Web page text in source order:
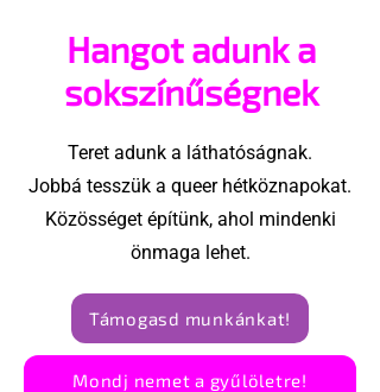
Hangot adunk a
sokszínűségnek
Teret adunk a láthatóságnak.
Jobbá tesszük a queer hétköznapokat.
Közösséget építünk, ahol mindenki
önmaga lehet.
Támogasd munkánkat!
Mondj nemet a gyűlöletre!